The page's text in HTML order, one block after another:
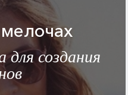
для создания